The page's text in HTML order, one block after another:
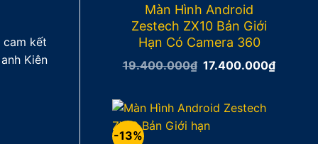
cam kết
Kiên
Màn Hình Android
Zestech ZX10 Bản Giới
Hạn Có Camera 360
19.400.000₫ Giá
17.400.000₫
-13%